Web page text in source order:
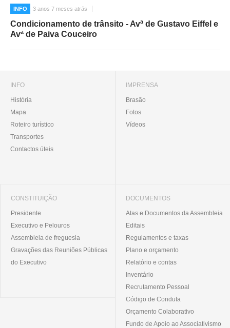
INFO 3 anos 7 meses atrás
Condicionamento de trânsito - Avª de Gustavo Eiffel e
Avª de Paiva Couceiro
INFO
História
Mapa
Roteiro turístico
Transportes
Contactos úteis
IMPRENSA
Brasão
Fotos
Vídeos
CONSTITUIÇÃO
Presidente
Executivo e Pelouros
Assembleia de freguesia
Gravações das Reuniões Públicas
do Executivo
DOCUMENTOS
Atas e Documentos da Assembleia
Editais
Regulamentos e taxas
Plano e orçamento
Relatório e contas
Inventário
Recrutamento Pessoal
Código de Conduta
Orçamento Colaborativo
Fundo de Apoio ao Associativismo